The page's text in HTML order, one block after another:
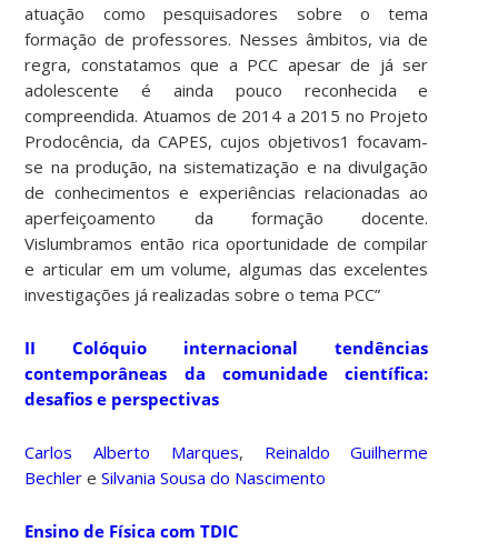
atuação como pesquisadores sobre o tema
formação de professores. Nesses âmbitos, via de
regra, constatamos que a PCC apesar de já ser
adolescente é ainda pouco reconhecida e
compreendida. Atuamos de 2014 a 2015 no Projeto
Prodocência, da CAPES, cujos objetivos1 focavam-
se na produção, na sistematização e na divulgação
de conhecimentos e experiências relacionadas ao
aperfeiçoamento da formação docente.
Vislumbramos então rica oportunidade de compilar
e articular em um volume, algumas das excelentes
investigações já realizadas sobre o tema PCC”
II Colóquio internacional tendências
contemporâneas da comunidade científica:
desafios e perspectivas
Carlos Alberto Marques, Reinaldo Guilherme
Bechler eSilvania Sousa do Nascimento
Ensino de Física com TDIC